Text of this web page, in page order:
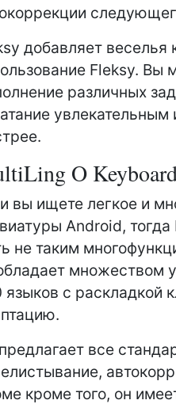
добавляет веселья
Fleksy. Вы
различных
O
вы ищете легкое и
Android,
не таким
множеством
языков с раскладкой
все
кроме того, он